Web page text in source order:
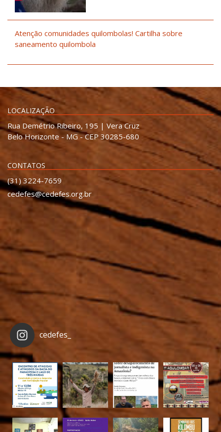
Atenção comunidades quilombolas! Cartilha sobre
saneamento quilombola
LOCALIZAÇÃO
Rua Demétrio Ribeiro, 195 | Vera Cruz
Belo Horizonte - MG - CEP 30285-680
CONTATOS
(31) 3224-7659
cedefes@cedefes.org.br
cedefes_